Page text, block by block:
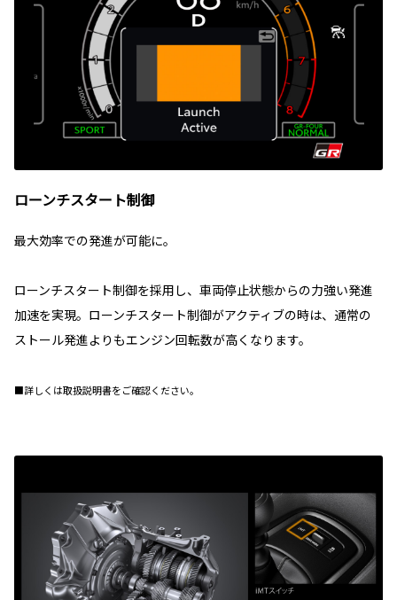
ローンチスタート制御
最大効率での発進が可能に。
ローンチスタート制御を採用し、車両停止状態からの力強い発進
加速を実現。ローンチスタート制御がアクティブの時は、通常の
ストール発進よりもエンジン回転数が高くなります。
■詳しくは取扱説明書をご確認ください。